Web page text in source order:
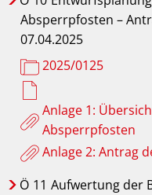
Absperrpfosten –
07.04.2025
2025/0125
Anlage 1:
Absperrpfosten
Anlage 2: Antrag
Ö 11 Aufwertung der